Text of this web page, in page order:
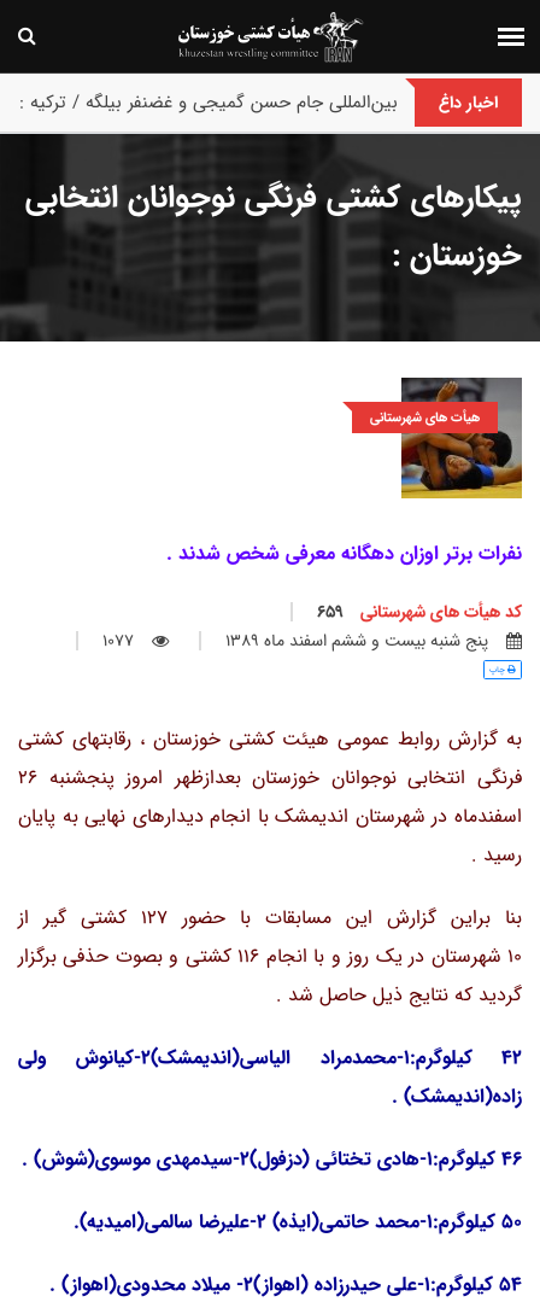
اخبار داغ
پایان رقابت های بین‌المللی جام حسن گمیجی و غضنفر بیلگه / ترکیه :
پیکارهای کشتی فرنگی نوجوانان انتخابی
خوزستان :
هیأت های شهرستانی
نفرات برتر اوزان دهگانه معرفی شخص شدند .
کد هیأت های شهرستانی
پنج شنبه بيست و ششم اسفند ماه 1389
1077
چاپ
به گزارش روابط عمومی هیئت کشتی خوزستان ، رقابتهای کشتی
فرنگی انتخابی نوجوانان خوزستان بعدازظهر امروز پنجشنبه 26
اسفندماه در شهرستان اندیمشک با انجام دیدارهای نهایی به پایان
رسید .
بنا براین گزارش این مسابقات با حضور 127 کشتی گیر از
10 شهرستان در یک روز و با انجام 116 کشتی و بصوت حذفی برگزار
گردید که نتایج ذیل حاصل شد .
42 کیلوگرم:1-محمدمراد الیاسی(اندیمشک)2-کیانوش ولی
زاده(اندیمشک) .
46 کیلوگرم:1-هادی تختائی (دزفول)2-سیدمهدی موسوی(شوش) .
50 کیلوگرم:1-محمد حاتمی(ایذه) 2-علیرضا سالمی(امیدیه).
54 کیلوگرم:1-علی حیدرزاده (اهواز)2- میلاد محدودی(اهواز) .